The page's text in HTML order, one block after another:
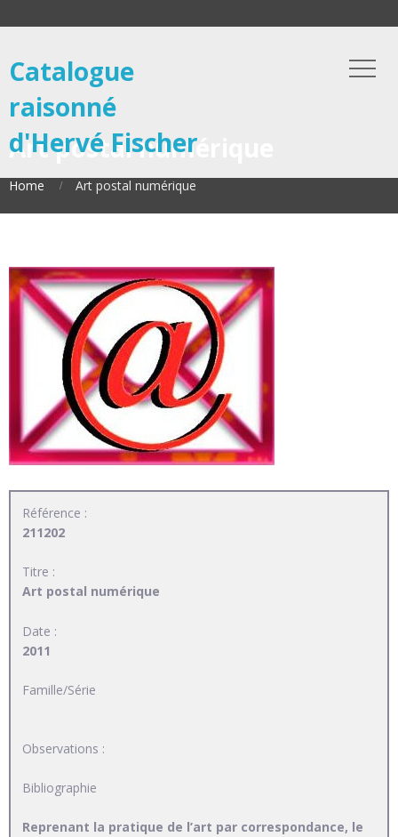
Catalogue
raisonné
d'Hervé Fischer
Art postal numérique
Home Art postal numérique
Référence :
211202
Titre :
Art postal numérique
Date :
2011
Famille/Série
Observations :
Bibliographie
Reprenant la pratique de l’art par correspondance, le